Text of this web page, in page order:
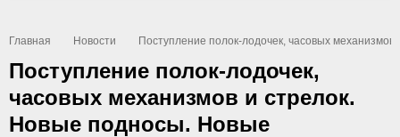
Главная Новости Поступление полок-лодочек, часовых
Поступление полок-лодочек,
часовых механизмов и стрелок.
Новые подносы. Новые